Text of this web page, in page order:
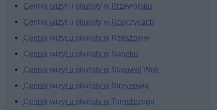
Cennik wizyt u okulisty w Przeworsku
Cennik wizyt u okulisty w Ropczycach
Cennik wizyt u okulisty w Rzeszowie
Cennik wizyt u okulisty w Sanoku
Cennik wizyt u okulisty w Stalowej Woli
Cennik wizyt u okulisty w Strzyżowie
Cennik wizyt u okulisty w Tarnobrzegu